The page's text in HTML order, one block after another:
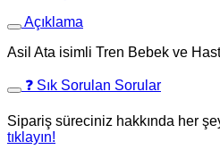
Açıklama
Asil Ata isimli Tren Bebek ve
❓ Sık Sorulan Sorular
Sipariş süreciniz hakkında her
tıklayın!